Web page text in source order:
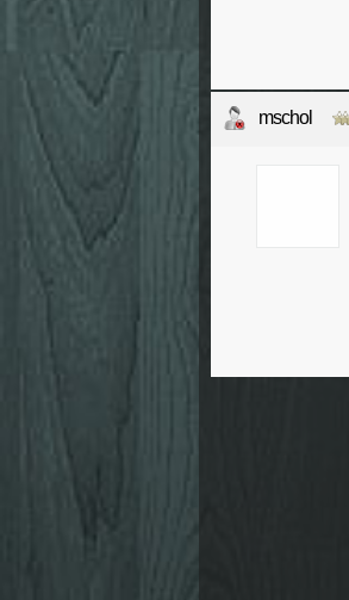
mschol